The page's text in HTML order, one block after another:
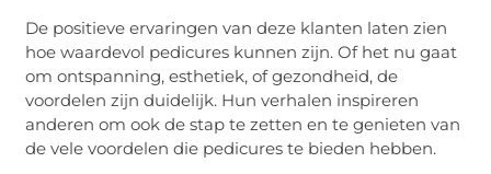
De positieve ervaringen van deze klanten laten zien
hoe waardevol pedicures kunnen zijn. Of het nu gaat
om ontspanning, esthetiek, of gezondheid, de
voordelen zijn duidelijk. Hun verhalen inspireren
anderen om ook de stap te zetten en te genieten van
de vele voordelen die pedicures te bieden hebben.